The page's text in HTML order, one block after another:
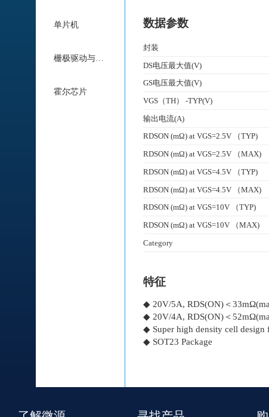
单片机
栅极驱动与电机驱动
霍尔芯片
数据参数
封装
DS电压最大值(V)
GS电压最大值(V)
VGS（TH） -TYP(V)
输出电流(A)
RDSON (mΩ) at VGS=2.5V （TYP)
RDSON (mΩ) at VGS=2.5V （MAX)
RDSON (mΩ) at VGS=4.5V （TYP)
RDSON (mΩ) at VGS=4.5V （MAX)
RDSON (mΩ) at VGS=10V （TYP)
RDSON (mΩ) at VGS=10V （MAX)
Category
特征
◆ 20V/5A, RDS(ON)＜
◆ 20V/4A, RDS(ON)＜
◆ Super high density cell
◆ SOT23 Package